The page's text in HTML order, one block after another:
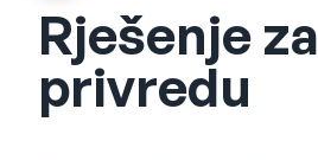
Rješenje za
privredu